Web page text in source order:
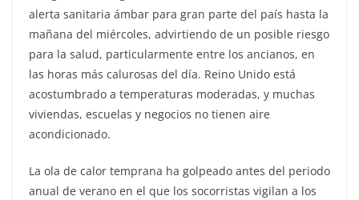
alerta sanitaria ámbar para gran parte del país hasta la
mañana del miércoles, advirtiendo de un posible riesgo
para la salud, particularmente entre los ancianos, en
las horas más calurosas del día. Reino Unido está
acostumbrado a temperaturas moderadas, y muchas
viviendas, escuelas y negocios no tienen aire
acondicionado.
La ola de calor temprana ha golpeado antes del periodo
anual de verano en el que los socorristas vigilan a los